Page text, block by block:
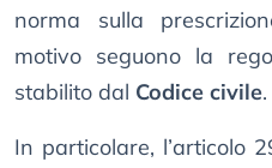
norma sulla
motivo seguono la
stabilito dal Codice civile.
In particolare, l’articolo